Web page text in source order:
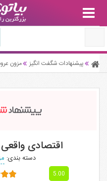
پیشنهادات شگفت انگیز مزون
اقتصادی
دسته بندی:
5.00